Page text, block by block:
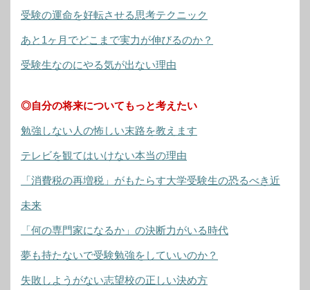
受験の運命を好転させる思考テクニック
あと1ヶ月でどこまで実力が伸びるのか？
受験生なのにやる気が出ない理由
◎自分の将来についてもっと考えたい
勉強しない人の怖しい末路を教えます
テレビを観てはいけない本当の理由
「消費税の再増税」がもたらす大学受験生の恐るべき近
未来
「何の専門家になるか」の決断力がいる時代
夢も持たないで受験勉強をしていいのか？
失敗しようがない志望校の正しい決め方